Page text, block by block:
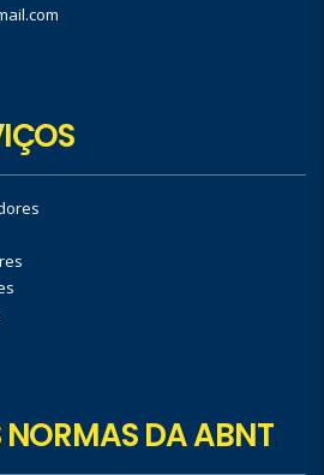
NORMAS DA ABNT